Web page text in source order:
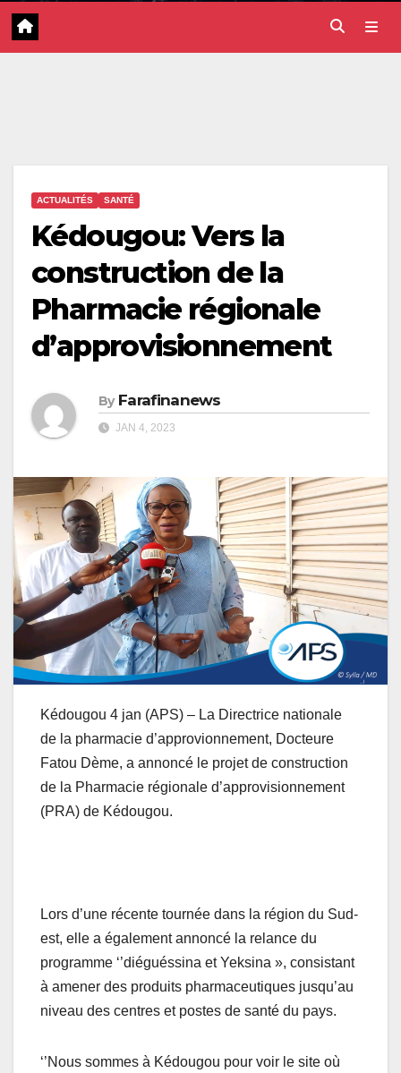
ACTUALITÉS SANTÉ
Kédougou: Vers la
construction de la
Pharmacie régionale
d’approvisionnement
By Farafinanews
JAN 4, 2023
Kédougou 4 jan (APS) – La Directrice nationale
de la pharmacie d’approvionnement, Docteure
Fatou Dème, a annoncé le projet de construction
de la Pharmacie régionale d’approvisionnement
(PRA) de Kédougou.
Lors d’une récente tournée dans la région du Sud-
est, elle a également annoncé la relance du
programme ‘’diéguéssina et Yeksina », consistant
à amener des produits pharmaceutiques jusqu’au
niveau des centres et postes de santé du pays.
‘’Nous sommes à Kédougou pour voir le site où